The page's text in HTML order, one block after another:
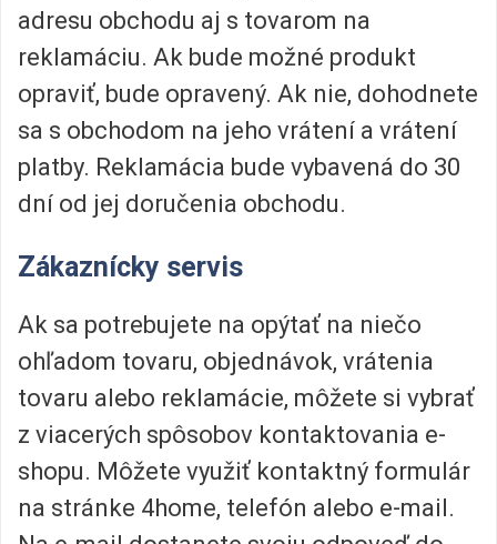
adresu obchodu aj s tovarom na
reklamáciu. Ak bude možné produkt
opraviť, bude opravený. Ak nie, dohodnete
sa s obchodom na jeho vrátení a vrátení
platby. Reklamácia bude vybavená do 30
dní od jej doručenia obchodu.
Zákaznícky servis
Ak sa potrebujete na opýtať na niečo
ohľadom tovaru, objednávok, vrátenia
tovaru alebo reklamácie, môžete si vybrať
z viacerých spôsobov kontaktovania e-
shopu. Môžete využiť kontaktný formulár
na stránke 4home, telefón alebo e-mail.